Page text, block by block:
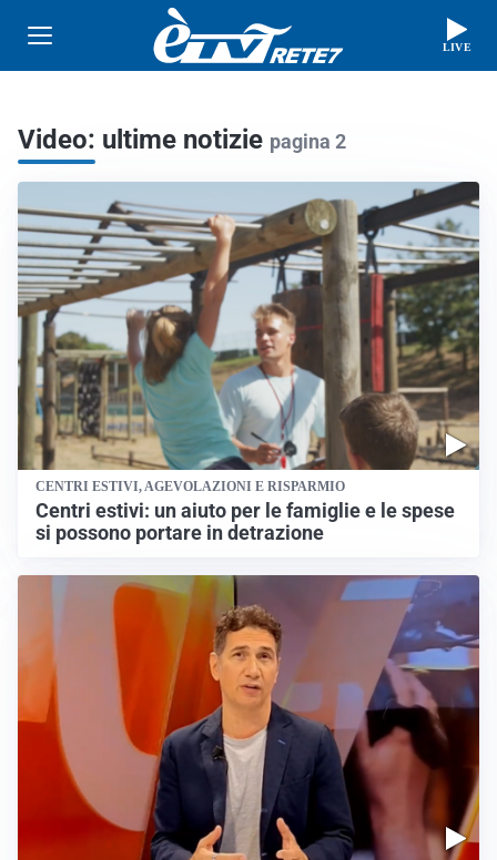
LIVE
Video: ultime notizie pagina 2
CENTRI ESTIVI, AGEVOLAZIONI E RISPARMIO
Centri estivi: un aiuto per le famiglie e le spese
si possono portare in detrazione